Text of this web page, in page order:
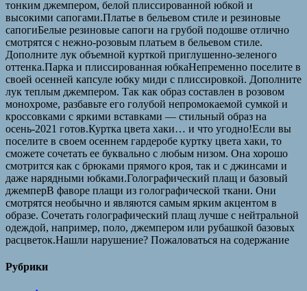
тонким джемпером, белой плиссированной юбкой и
высокими сапогами.Платье в бельевом стиле и резиновые
сапогиБелые резиновые сапоги на грубой подошве отлично
смотрятся с нежно-розовым платьем в бельевом стиле.
Дополните лук объемной курткой приглушенно-зеленого
оттенка.Парка и плиссированная юбкаНепременно поселите в
своей осенней капсуле юбку миди с плиссировкой. Дополните
лук теплым джемпером. Так как образ составлен в розовом
монохроме, разбавьте его голубой непромокаемой сумкой и
кроссовками с яркими вставками — стильный образ на
осень-2021 готов.Куртка цвета хаки… и что угодно!Если вы
поселите в своем осеннем гардеробе куртку цвета хаки, то
сможете сочетать ее буквально с любым низом. Она хорошо
смотрится как с брюками прямого кроя, так и с джинсами и
даже нарядными юбками.Голографический плащ и базовый
джемперВ фаворе плащи из голографической ткани. Они
смотрятся необычно и являются самым ярким акцентом в
образе. Сочетать голографический плащ лучше с нейтральной
одеждой, например, поло, джемпером или рубашкой базовых
расцветок.Нашли нарушение? Пожаловаться на содержание
Рубрики